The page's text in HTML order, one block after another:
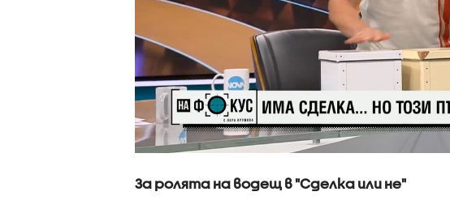
За ролята на водещ в "Сделка или не"